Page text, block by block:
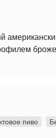
пиво